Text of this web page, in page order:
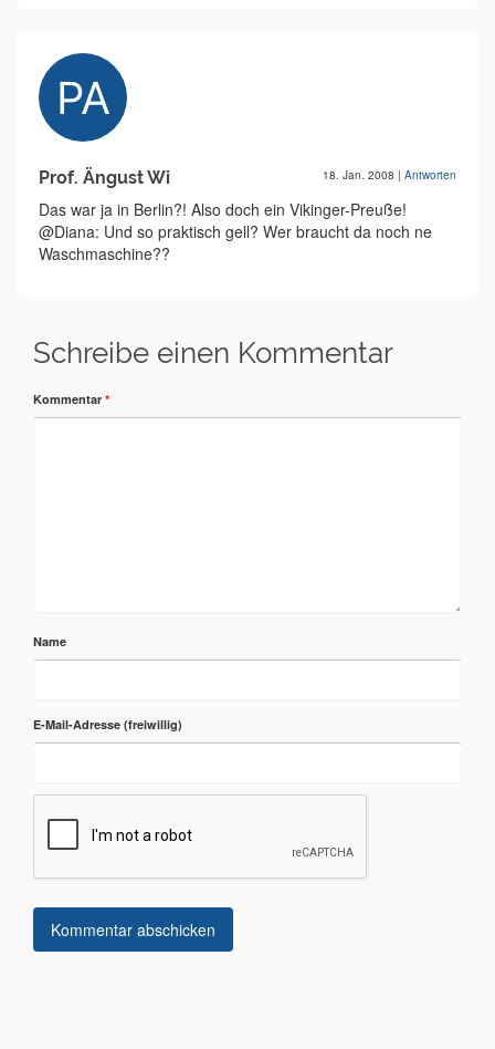
Prof. Ängust Wi 18. Jan. 2008 | Antworten
Das war ja in Berlin?! Also doch ein Vikinger-Preuße!
@Diana: Und so praktisch gell? Wer braucht da noch ne
Waschmaschine??
Schreibe einen Kommentar
Kommentar *
Name
E-Mail-Adresse